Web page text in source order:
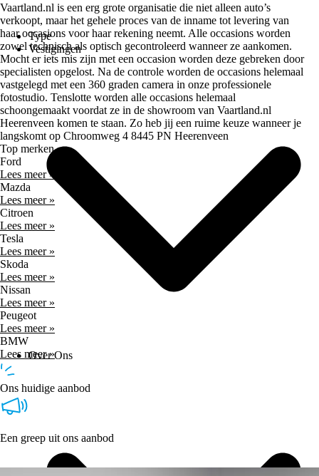
Type
Vestigingen
Over Ons
Vaartland.nl is een erg grote organisatie die niet alleen auto’s
verkoopt, maar het gehele proces van de inname tot levering van
haar occasions voor haar rekening neemt. Alle occasions worden
zowel technisch als optisch gecontroleerd wanneer ze aankomen.
Mocht er iets mis zijn met een occasion worden deze gebreken door
specialisten opgelost. Na de controle worden de occasions helemaal
vastgelegd met een 360 graden camera in onze professionele
fotostudio. Tenslotte worden alle occasions helemaal
schoongemaakt voordat ze in de showroom van Vaartland.nl
Heerenveen komen te staan. Zo heb jij een ruime keuze wanneer je
langskomt op Chroomweg 4 8445 PN Heerenveen
Top merken
Ford
Lees meer »
Mazda
Lees meer »
Citroen
Lees meer »
Tesla
Lees meer »
Skoda
Lees meer »
Nissan
Lees meer »
Peugeot
Lees meer »
BMW
Lees meer »
Ons huidige aanbod
Een greep uit ons aanbod